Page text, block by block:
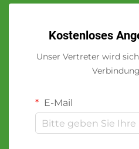
Kostenloses
Unser Vertreter wird
E-Mail